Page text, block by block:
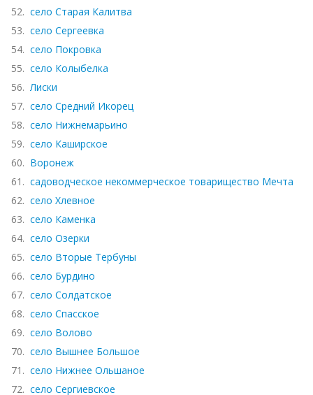
52. село Старая Калитва
53. село Сергеевка
54. село Покровка
55. село Колыбелка
56. Лиски
57. село Средний Икорец
58. село Нижнемарьино
59. село Каширское
60. Воронеж
61. садоводческое некоммерческое товарищество Мечта
62. село Хлевное
63. село Каменка
64. село Озерки
65. село Вторые Тербуны
66. село Бурдино
67. село Солдатское
68. село Спасское
69. село Волово
70. село Вышнее Большое
71. село Нижнее Ольшаное
72. село Сергиевское